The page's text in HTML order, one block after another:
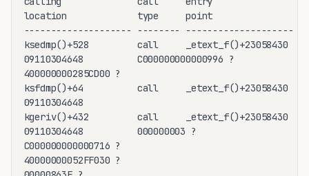
location             type     point                (?
-------------------- -------- --------------------
ksedmp()+528         call     _etext_f()+23058430
09110304648          C000000000000996 ?
400000000285CD00 ?
ksfdmp()+64          call     _etext_f()+23058430
09110304648
kgeriv()+432         call     _etext_f()+23058430
09110304648          000000003 ?
C000000000000716 ?
40000000052FF030 ?